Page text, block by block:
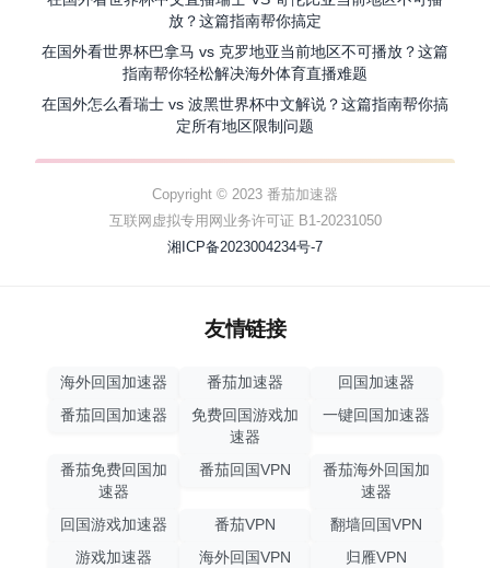
放？这篇指南帮你搞定
在国外看世界杯巴拿马 vs 克罗地亚当前地区不可播放？这篇
指南帮你轻松解决海外体育直播难题
在国外怎么看瑞士 vs 波黑世界杯中文解说？这篇指南帮你搞
定所有地区限制问题
Copyright © 2023 番茄加速器
互联网虚拟专用网业务许可证 B1-20231050
湘ICP备2023004234号-7
友情链接
海外回国加速器 番茄加速器
回国加速器
番茄回国加速器
免费回国游戏加
速器
一键回国加速器
番茄免费回国加
速器
番茄回国VPN
番茄海外回国加
速器
回国游戏加速器
番茄VPN
翻墙回国VPN
游戏加速器
海外回国VPN 归雁VPN